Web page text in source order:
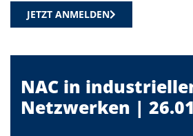
JETZT ANMELDEN
NAC in
Netzwerken |